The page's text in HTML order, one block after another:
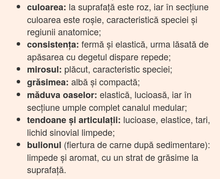
culoarea: la suprafață este roz, iar în secțiune
culoarea este roșie, caracteristică speciei și
regiunii anatomice;
consistența: fermă și elastică, urma lăsată de
apăsarea cu degetul dispare repede;
mirosul: plăcut, caracteristic speciei;
grăsimea: albă și compactă;
măduva oaselor: elastică, lucioasă, iar în
secțiune umple complet canalul medular;
tendoane și articulații: lucioase, elastice, tari,
lichid sinovial limpede;
bulionul (fiertura de carne după sedimentare):
limpede și aromat, cu un strat de grăsime la
suprafață.